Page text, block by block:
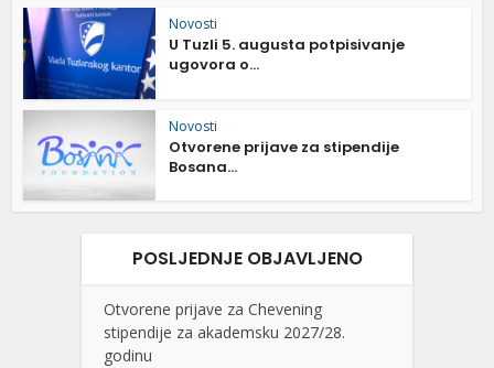
Novosti
U Tuzli 5. augusta potpisivanje
ugovora o...
Novosti
Otvorene prijave za stipendije
Bosana...
POSLJEDNJE OBJAVLJENO
Otvorene prijave za Chevening
stipendije za akademsku 2027/28.
godinu